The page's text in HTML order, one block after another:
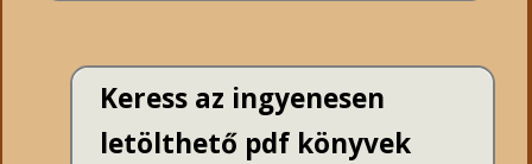
Keress az ingyenesen
letölthető pdf könyvek